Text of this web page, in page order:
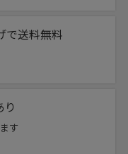
目安でございま
ズの寸法は異なり
で送料無料
す